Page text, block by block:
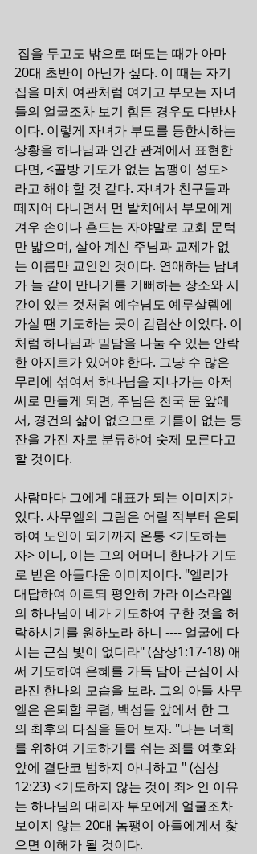
20대 초반이 아닌가 싶다. 이 때는 자기
집을 마치 여관처럼 여기고 부모는 자녀
들의 얼굴조차 보기 힘든 경우도 다반사
이다. 이렇게 자녀가 부모를 등한시하는
상황을 하나님과 인간 관계에서 표현한
다면, <골방 기도가 없는 놈팽이 성도>
라고 해야 할 것 같다. 자녀가 친구들과
떼지어 다니면서 먼 발치에서 부모에게
겨우 손이나 흔드는 자야말로 교회 문턱
만 밟으며, 살아 계신 주님과 교제가 없
는 이름만 교인인 것이다. 연애하는 남녀
가 늘 같이 만나기를 기뻐하는 장소와 시
간이 있는 것처럼 예수님도 예루살렘에
가실 땐 기도하는 곳이 감람산 이었다. 이
처럼 하나님과 밀담을 나눌 수 있는 안락
한 아지트가 있어야 한다. 그냥 수 많은
무리에 섞여서 하나님을 지나가는 아저
씨로 만들게 되면, 주님은 천국 문 앞에
서, 경건의 삶이 없으므로 기름이 없는 등
잔을 가진 자로 분류하여 숫제 모른다고
할 것이다.
사람마다 그에게 대표가 되는 이미지가
있다. 사무엘의 그림은 어릴 적부터 은퇴
하여 노인이 되기까지 온통 <기도하는
자> 이니, 이는 그의 어머니 한나가 기도
로 받은 아들다운 이미지이다. "엘리가
대답하여 이르되 평안히 가라 이스라엘
의 하나님이 네가 기도하여 구한 것을 허
락하시기를 원하노라 하니 ---- 얼굴에 다
시는 근심 빛이 없더라" (삼상1:17-18) 애
써 기도하여 은혜를 가득 담아 근심이 사
라진 한나의 모습을 보라. 그의 아들 사무
엘은 은퇴할 무렵, 백성들 앞에서 한 그
의 최후의 다짐을 들어 보자. "나는 너희
를 위하여 기도하기를 쉬는 죄를 여호와
앞에 결단코 범하지 아니하고 " (삼상
12:23) <기도하지 않는 것이 죄> 인 이유
는 하나님의 대리자 부모에게 얼굴조차
보이지 않는 20대 놈팽이 아들에게서 찾
으면 이해가 될 것이다.